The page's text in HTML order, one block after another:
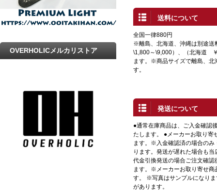
送料について
全国一律880円
※離島、北海道、沖縄は別途送
\1,800～\9,000）、（北海道
ます。※商品サイズで離島、北
す。
発送について
●通常在庫商品は、ご入金確認
たします。 ●メーカーお取り寄
ます。※入金確認済の場合の
ります。発送が遅れた場合も
代金引換発送の場合ご注文確
ます。※メーカーお取り寄せ商
す。 ※写真はサンプルになり
があります。
OVERHOLICメルカリストア